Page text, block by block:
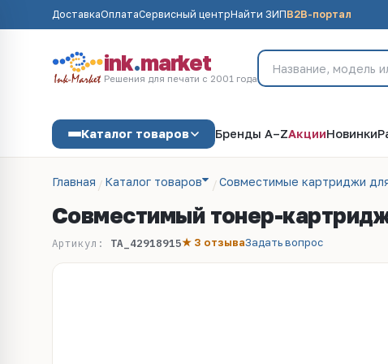
ДоставкаОплатаСервисный центрНайти ЗИПB2B-портал
ink.market
Решения для печати с 2001 года
Каталог товаров Бренды A–ZАкцииНовинки
Главная Каталог товаров Совместимые картриджи
Совместимый тонер-
Артикул: TA_42918915★ 3 отзываЗадать вопрос